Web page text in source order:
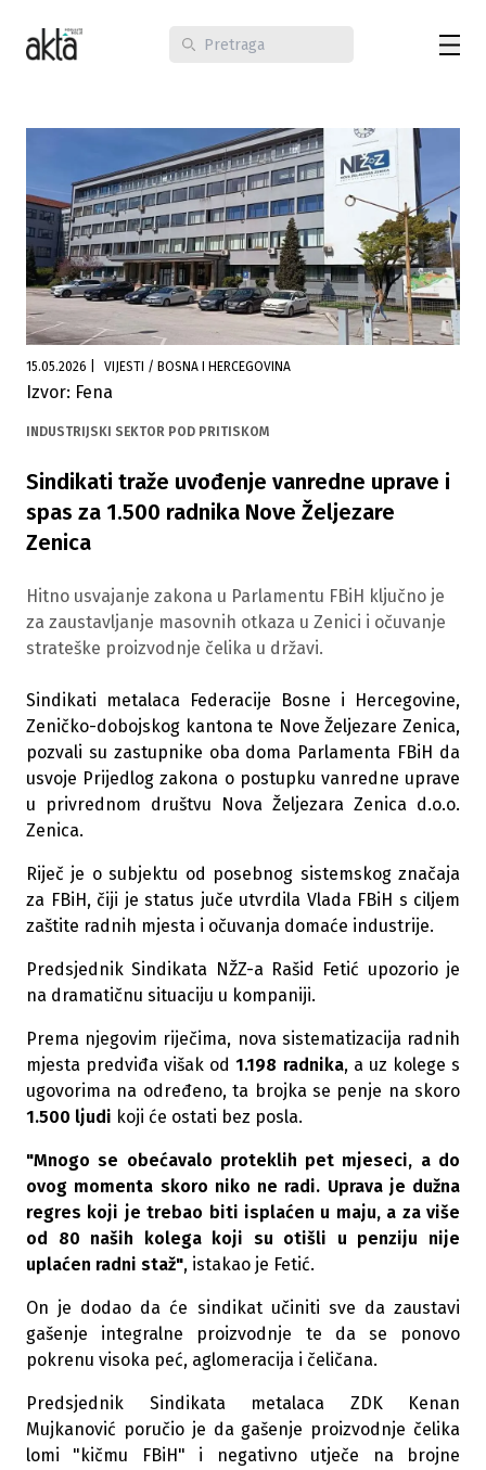
15.05.2026 VIJESTI / BOSNA I HERCEGOVINA
Izvor: Fena
INDUSTRIJSKI SEKTOR POD PRITISKOM
Sindikati traže uvođenje vanredne uprave i
spas za 1.500 radnika Nove Željezare
Zenica
Hitno usvajanje zakona u Parlamentu FBiH ključno je
za zaustavljanje masovnih otkaza u Zenici i očuvanje
strateške proizvodnje čelika u državi.
Sindikati metalaca Federacije Bosne i Hercegovine,
Zeničko-dobojskog kantona te Nove Željezare Zenica,
pozvali su zastupnike oba doma Parlamenta FBiH da
usvoje Prijedlog zakona o postupku vanredne uprave
u privrednom društvu Nova Željezara Zenica d.o.o.
Zenica.
Riječ je o subjektu od posebnog sistemskog značaja
za FBiH, čiji je status juče utvrdila Vlada FBiH s ciljem
zaštite radnih mjesta i očuvanja domaće industrije.
Predsjednik Sindikata NŽZ-a Rašid Fetić upozorio je
na dramatičnu situaciju u kompaniji.
Prema njegovim riječima, nova sistematizacija radnih
mjesta predviđa višak od1.198 radnika, a uz kolege s
ugovorima na određeno, ta brojka se penje na skoro
1.500 ljudi koji će ostati bez posla.
"Mnogo se obećavalo proteklih pet mjeseci, a do
ovog momenta skoro niko ne radi. Uprava je dužna
regres koji je trebao biti isplaćen u maju, a za više
od 80 naših kolega koji su otišli u penziju nije
uplaćen radni staž", istakao je Fetić.
On je dodao da će sindikat učiniti sve da zaustavi
gašenje integralne proizvodnje te da se ponovo
pokrenu visoka peć, aglomeracija i čeličana.
Predsjednik Sindikata metalaca ZDK Kenan
Mujkanović poručio je da gašenje proizvodnje čelika
lomi "kičmu FBiH" i negativno utječe na brojne